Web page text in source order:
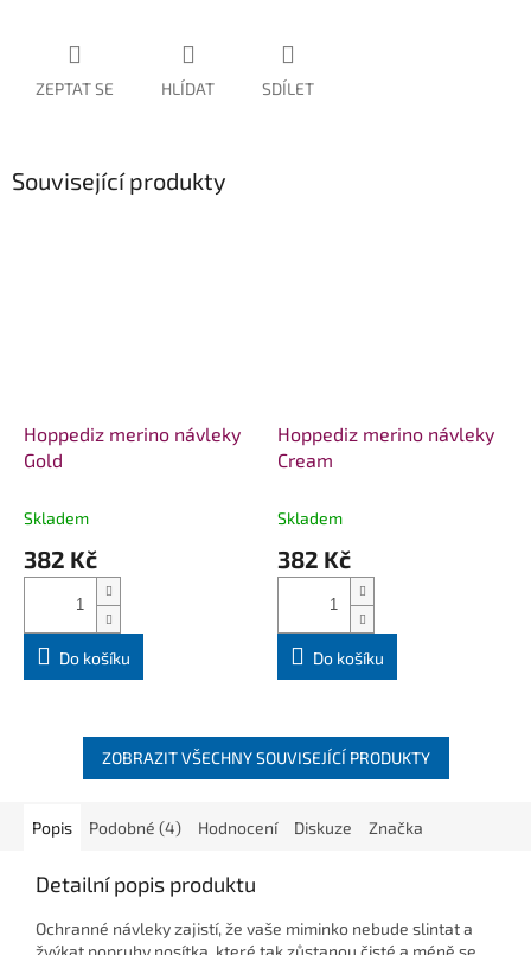
ZEPTAT SE HLÍDAT SDÍLET
Související produkty
Hoppediz merino návleky
Gold
Skladem
382 Kč
Do košíku
Hoppediz merino návleky
Cream
Skladem
382 Kč
Do košíku
ZOBRAZIT VŠECHNY SOUVISEJÍCÍ PRODUKTY
Popis Podobné (4) Hodnocení Diskuze Značka
Detailní popis produktu
Ochranné návleky zajistí, že vaše miminko nebude slintat a
žvýkat popruhy nosítka, které tak zůstanou čisté a méně se